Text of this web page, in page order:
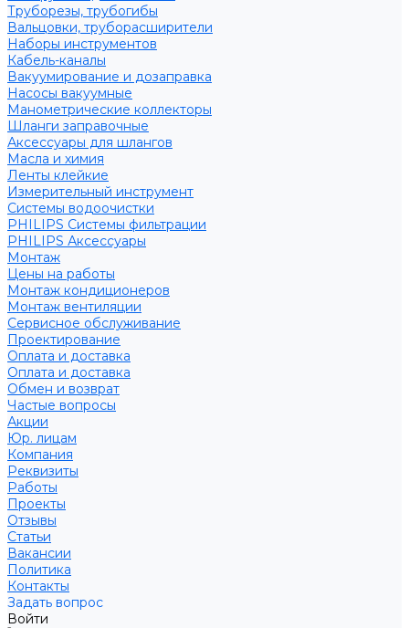
Труборезы, трубогибы
Вальцовки, труборасширители
Наборы инструментов
Кабель-каналы
Вакуумирование и дозаправка
Насосы вакуумные
Манометрические коллекторы
Шланги заправочные
Аксессуары для шлангов
Масла и химия
Ленты клейкие
Измерительный инструмент
Системы водоочистки
PHILIPS Системы фильтрации
PHILIPS Аксессуары
Монтаж
Цены на работы
Монтаж кондиционеров
Монтаж вентиляции
Сервисное обслуживание
Проектирование
Оплата и доставка
Оплата и доставка
Обмен и возврат
Частые вопросы
Акции
Юр. лицам
Компания
Реквизиты
Работы
Проекты
Отзывы
Статьи
Вакансии
Политика
Контакты
Задать вопрос
Войти